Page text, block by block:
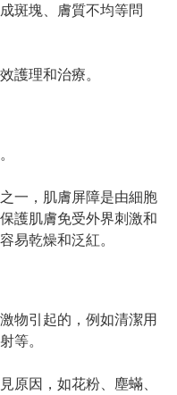
斑塊、膚質不均等問
護理和治療。
一，肌膚屏障是由細胞
護肌膚免受外界刺激和
易乾燥和泛紅。
物引起的，例如清潔用
等。
原因，如花粉、塵蟎、